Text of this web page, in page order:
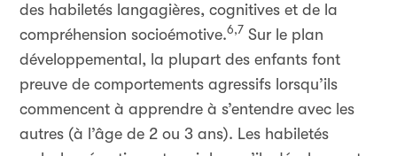
des habiletés langagières, cognitives et de la
compréhension socioémotive.6,7 Sur le plan
développemental, la plupart des enfants font
preuve de comportements agressifs lorsqu’ils
commencent à apprendre à s’entendre avec les
autres (à l’âge de 2 ou 3 ans). Les habiletés